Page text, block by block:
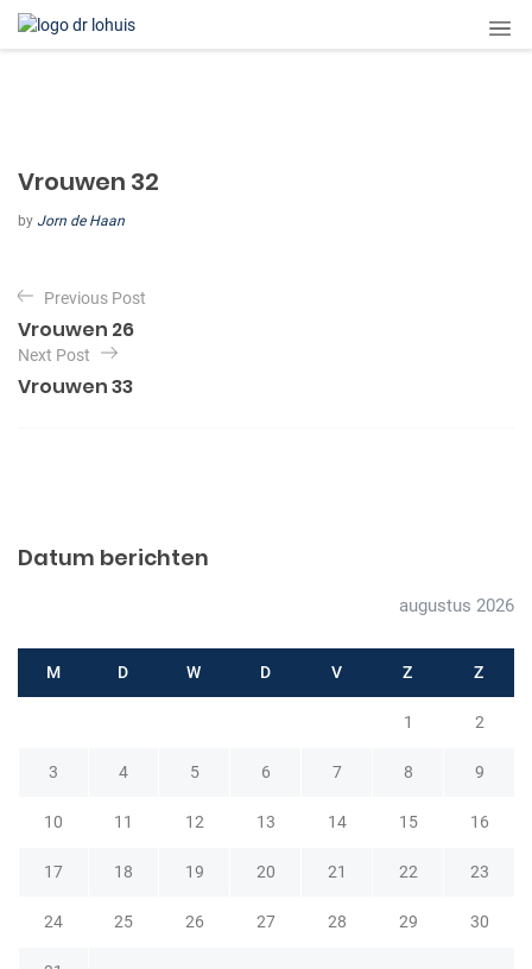
Vrouwen 32
by Jorn de Haan
B
e
r
i
a
a
Previous Post
Vrouwen 26
Next Post
Vrouwen 33
Datum berichten
augustus 2026
M D W D V Z Z
1 2
3 4 5 6 7 8 9
10 11 12 13 14 15 16
17 18 19 20 21 22 23
24 25 26 27 28 29 30